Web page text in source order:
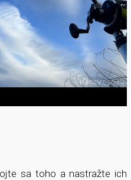
sa toho a nastražte ich